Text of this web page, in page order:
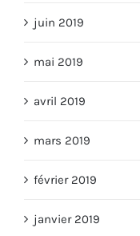
juin 2019
mai 2019
avril 2019
mars 2019
février 2019
janvier 2019